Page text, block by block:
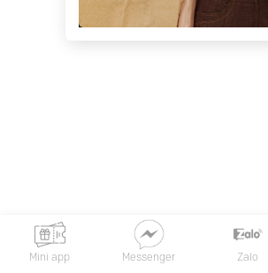
Mini app Messenger Zalo